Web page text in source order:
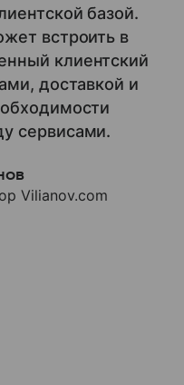
базой.
встроить в
клиентский
доставкой и
сервисами.
Vilianov.com